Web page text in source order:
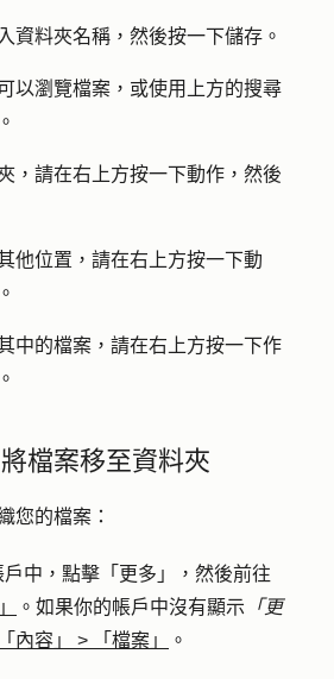
資料夾名稱 ，然後按一下儲存 。
以瀏覽檔案，或使用上方的搜尋
，請在右上方按一下動作 ，然後
他位置，請在右上方按一下動
。
中的檔案，請在右上方按一下作
。
檔案移至資料夾
您的檔案：
中，點擊 「更多」
，然後前往
。如果你的帳戶中沒有顯示 「更
「內容」 > 「檔案」 。